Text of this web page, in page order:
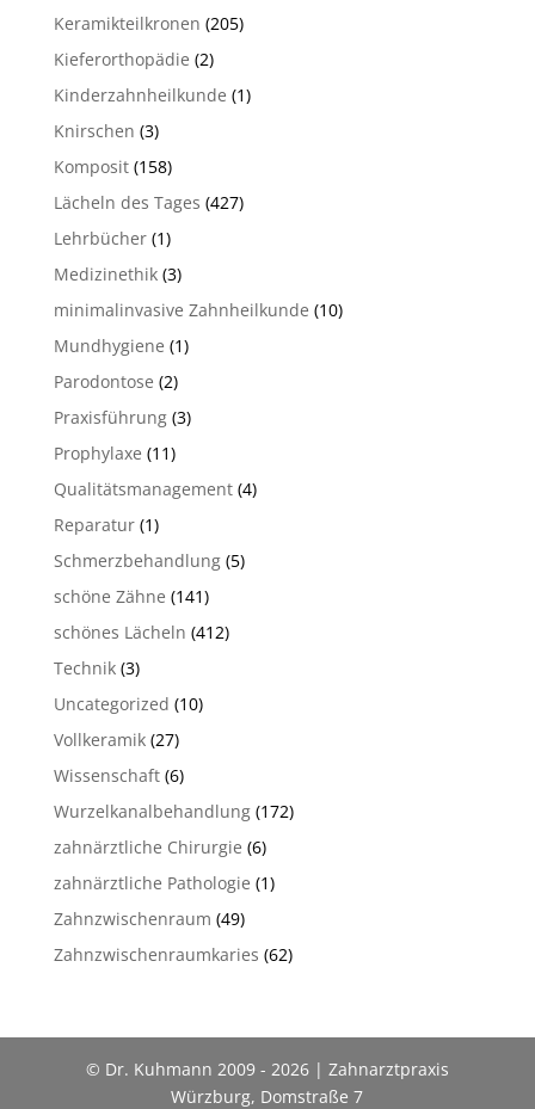
Keramikteilkronen (205)
Kieferorthopädie (2)
Kinderzahnheilkunde (1)
Knirschen (3)
Komposit(158)
Lächeln des Tages (427)
Lehrbücher(1)
Medizinethik(3)
minimalinvasive Zahnheilkunde (10)
Mundhygiene (1)
Parodontose (2)
Praxisführung(3)
Prophylaxe (11)
Qualitätsmanagement(4)
Reparatur(1)
Schmerzbehandlung(5)
schöne Zähne (141)
schönes Lächeln (412)
Technik(3)
Uncategorized (10)
Vollkeramik(27)
Wissenschaft(6)
Wurzelkanalbehandlung(172)
zahnärztliche Chirurgie (6)
zahnärztliche Pathologie (1)
Zahnzwischenraum (49)
Zahnzwischenraumkaries (62)
© Dr. Kuhmann 2009 - 2026 | Zahnarztpraxis
Würzburg, Domstraße 7